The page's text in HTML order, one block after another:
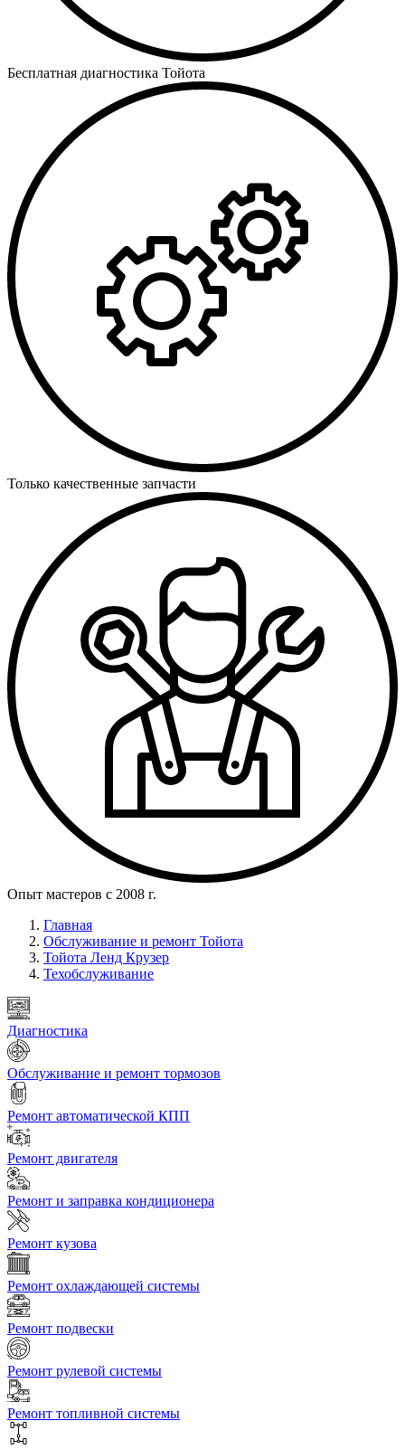
Бесплатная диагностика Тойота
Только качественные запчасти
Опыт мастеров с 2008 г.
Главная
Обслуживание и ремонт Тойота
Тойота Ленд Крузер
Техобслуживание
Диагностика
Обслуживание и ремонт тормозов
Ремонт автоматической КПП
Ремонт двигателя
Ремонт и заправка кондиционера
Ремонт кузова
Ремонт охлаждающей системы
Ремонт подвески
Ремонт рулевой системы
Ремонт топливной системы